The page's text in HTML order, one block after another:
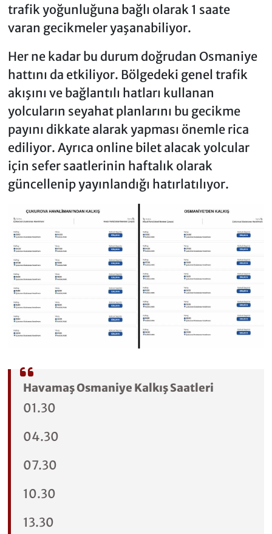
trafik yoğunluğuna bağlı olarak 1 saate
varan gecikmeler yaşanabiliyor.
Her ne kadar bu durum doğrudan Osmaniye
hattını da etkiliyor. Bölgedeki genel trafik
akışını ve bağlantılı hatları kullanan
yolcuların seyahat planlarını bu gecikme
payını dikkate alarak yapması önemle rica
ediliyor. Ayrıca online bilet alacak yolcular
için sefer saatlerinin haftalık olarak
güncellenip yayınlandığı hatırlatılıyor.
Havamaş Osmaniye Kalkış Saatleri
01.30
04.30
07.30
10.30
13.30